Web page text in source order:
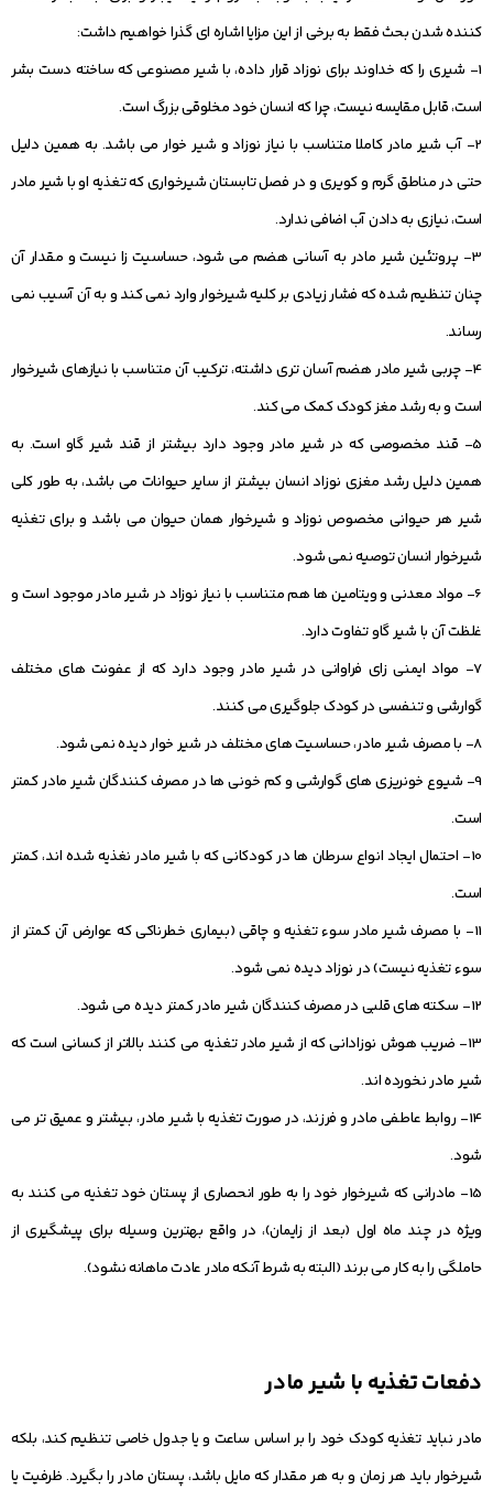
کننده شدن بحث فقط به برخی از این مزایا اشاره ای گذرا خواهیم داشت:
1- شیری را که خداوند برای نوزاد قرار داده، با شیر مصنوعی که ساخته دست بشر
است، قابل مقایسه نیست، چرا که انسان خود مخلوقی بزرگ است.
2- آب شیر مادر کاملا متناسب با نیاز نوزاد و شیر خوار می باشد. به همین دلیل
حتی در مناطق گرم و کویری و در فصل تابستان شیرخواری که تغذیه او با شیر مادر
است، نیازی به دادن آب اضافی ندارد.
3- پروتئین شیر مادر به آسانی هضم می شود، حساسیت ‏زا نیست و مقدار آن
چنان تنظیم شده که فشار زیادی بر کلیه شیرخوار وارد نمی کند و به آن آسیب نمی
رساند.
4- چربی شیر مادر هضم آسان‏ تری داشته، ترکیب آن متناسب با نیازهای شیرخوار
است و به رشد مغز کودک کمک می کند.
5- قند مخصوصی که در شیر مادر وجود دارد بیشتر از قند شیر گاو است. به
همین دلیل رشد مغزی نوزاد انسان بیشتر از سایر حیوانات می باشد، به طور کلی
شیر هر حیوانی مخصوص نوزاد و شیرخوار همان حیوان می باشد و برای تغذیه
شیرخوار انسان توصیه نمی شود.
6- مواد معدنی و ویتامین‏ ها هم متناسب با نیاز نوزاد در شیر مادر موجود است و
غلظت آن با شیر گاو تفاوت دارد.
7- مواد ایمنی‏ زای فراوانی در شیر مادر وجود دارد که از عفونت های مختلف
گوارشی و تنفسی در کودک جلوگیری می کنند.
8- با مصرف شیر مادر، حساسیت های مختلف در شیر خوار دیده نمی شود.
9- شیوع خونریزی های گوارشی و کم خونی ها در مصرف کنندگان شیر مادر کمتر
است.
10- احتمال ایجاد انواع سرطان ها در کودکانی که با شیر مادر نغذیه شده اند، کمتر
است.
11- با مصرف شیر مادر سوء تغذیه و چاقی (بیماری خطرناکی که عوارض آن کمتر از
سوء تغذیه نیست) در نوزاد دیده نمی شود.
12- سکته های قلبی در مصرف کنندگان شیر مادر کمتر دیده می شود.
13- ضریب هوش نوزادانی که از شیر مادر تغذیه می کنند بالاتر از کسانی است که
شیر مادر نخورده اند.
14- روابط عاطفی مادر و فرزند، در صورت تغذیه با شیر مادر، بیشتر و عمیق تر می‏
شود.
15- مادرانی که شیرخوار خود را به طور انحصاری از پستان خود تغذیه می کنند به
ویژه در چند ماه اول (بعد از زایمان)، در واقع بهترین وسیله برای پیشگیری از
حاملگی را به کار می برند (البته به شرط آنکه مادر عادت ماهانه نشود).
دفعات تغذیه با شیر مادر
مادر نباید تغذیه کودک خود را بر اساس ساعت و یا جدول خاصی تنظیم کند، بلکه
شیرخوار باید هر زمان و به هر مقدار که مایل باشد، پستان مادر را بگیرد. ظرفیت یا